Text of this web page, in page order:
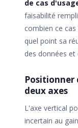
de cas
faisabilité
combien ce
quel point sa
des données et
Positionner
deux axes
L'axe vertical
incertain au